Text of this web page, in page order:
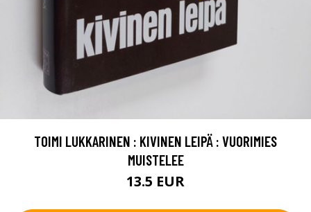
TOIMI LUKKARINEN : KIVINEN LEIPÄ : VUORIMIES
MUISTELEE
13.5 EUR